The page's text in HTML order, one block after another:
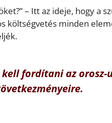
– Itt az ideje, hogy a
költségvetés minden
fordítani az